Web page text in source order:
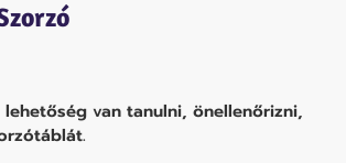
lehetőség van tanulni, önellenőrizni,